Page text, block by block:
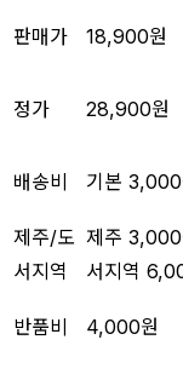
판매가 18,900원
정가 28,900원
배송비 기본 3,000
제주/도
서지역
제주
서지역
반품비 4,000원